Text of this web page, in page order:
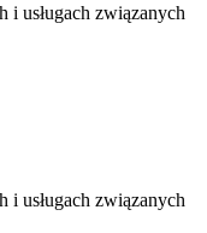
usługach związanych
usługach związanych